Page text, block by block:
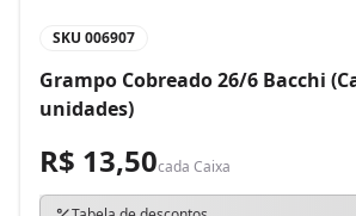
SKU 006907
Grampo Cobreado 26/6 Bacchi
unidades)
R$ 13,50cada Caixa